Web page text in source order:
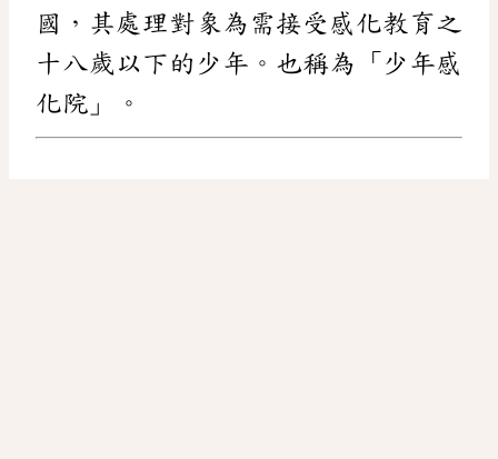
國，其處理對象為需接受感化教育之
十八歲以下的少年。也稱為「少年感
化院」。